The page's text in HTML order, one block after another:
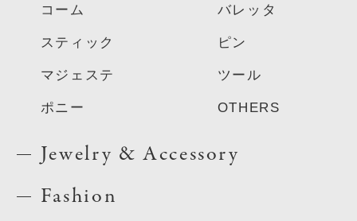
コーム
スティック
マジェステ
ポニー
バレッタ
ピン
ツール
OTHERS
Jewelry & Accessory
Fashion